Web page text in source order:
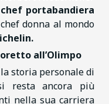
portabandiera
donna al mondo
all’Olimpo
storia personale di
resta ancora più
nella sua carriera